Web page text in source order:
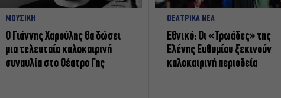
ΜΟΥΣΙΚΗ
Ο Γιάννης Χαρούλης θα δώσει
μια τελευταία καλοκαιρινή
συναυλία στο Θέατρο Γης
ΘΕΑΤΡΙΚΑ ΝΕΑ
Εθνικό: Οι «Τρωάδες» της
Ελένης Ευθυμίου ξεκινούν
καλοκαιρινή περιοδεία